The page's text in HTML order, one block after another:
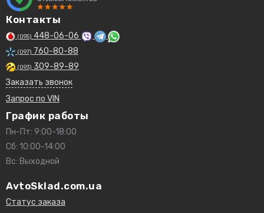
Контакты
(095) 448-06-06
(097) 760-80-88
(093) 309-89-89
Заказать звонок
Запрос по VIN
График работы
Пн-Пт: 9:00-18:00
Сб: 10:00-14:00
Вс: Выходной
AvtoSklad.com.ua
Статус заказа